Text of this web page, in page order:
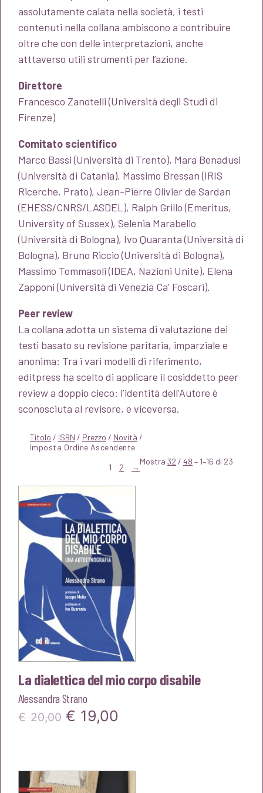
assolutamente calata nella società, i testi
contenuti nella collana ambiscono a contribuire
oltre che con delle interpretazioni, anche
atttaverso utili strumenti per l’azione.
Direttore
Francesco Zanotelli (Università degli Studi di
Firenze)
Comitato scientifico
Marco Bassi (Università di Trento), Mara Benadusi
(Università di Catania), Massimo Bressan (IRIS
Ricerche, Prato), Jean-Pierre Olivier de Sardan
(EHESS/CNRS/LASDEL), Ralph Grillo (Emeritus,
University of Sussex), Selenia Marabello
(Università di Bologna), Ivo Quaranta (Università di
Bologna), Bruno Riccio (Università di Bologna),
Massimo Tommasoli (IDEA, Nazioni Unite), Elena
Zapponi (Università di Venezia Ca’ Foscari).
Peer review
La collana adotta un sistema di valutazione dei
testi basato su revisione paritaria, imparziale e
anonima: Tra i vari modelli di riferimento,
editpress ha scelto di applicare il cosiddetto peer
review a doppio cieco: l’identità dell’Autore è
sconosciuta al revisore, e viceversa.
Titolo / ISBN / Prezzo / Novità /
Mostra 32 / 48 – 1–16 di 23
1 2 →
La dialettica del mio corpo disabile
Alessandra Strano
€ 20,00 Il
era:
€ 19,00